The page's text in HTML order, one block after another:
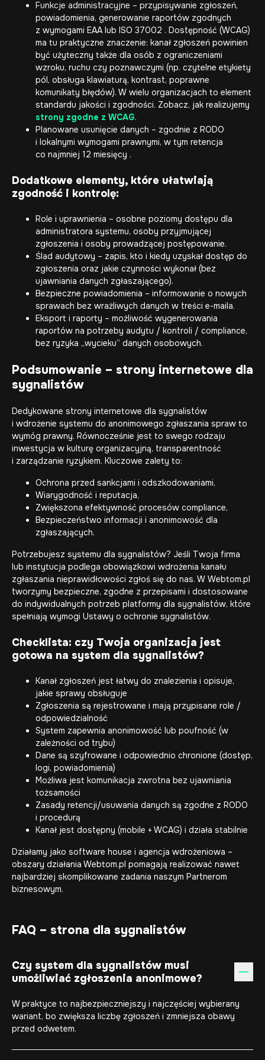
Funkcje administracyjne – przypisywanie zgłoszeń,
powiadomienia, generowanie raportów zgodnych
z wymogami EAA lub ISO 37002 . Dostępność (WCAG)
ma tu praktyczne znaczenie: kanał zgłoszeń powinien
być użyteczny także dla osób z ograniczeniami
wzroku, ruchu czy poznawczymi (np. czytelne etykiety
pól, obsługa klawiaturą, kontrast, poprawne
komunikaty błędów). W wielu organizacjach to element
standardu jakości i zgodności. Zobacz, jak realizujemy
strony zgodne z WCAG.
Planowane usunięcie danych – zgodnie z RODO
i lokalnymi wymogami prawnymi, w tym retencja
co najmniej 12 miesięcy .
Dodatkowe elementy, które ułatwiają
zgodność i kontrolę:
Role i uprawnienia – osobne poziomy dostępu dla
administratora systemu, osoby przyjmującej
zgłoszenia i osoby prowadzącej postępowanie.
Ślad audytowy – zapis, kto i kiedy uzyskał dostęp do
zgłoszenia oraz jakie czynności wykonał (bez
ujawniania danych zgłaszającego).
Bezpieczne powiadomienia – informowanie o nowych
sprawach bez wrażliwych danych w treści e-maila.
Eksport i raporty – możliwość wygenerowania
raportów na potrzeby audytu / kontroli / compliance,
bez ryzyka „wycieku” danych osobowych.
Podsumowanie – strony internetowe dla
sygnalistów
Dedykowane strony internetowe dla sygnalistów
i wdrożenie systemu do anonimowego zgłaszania spraw to
wymóg prawny. Równocześnie jest to swego rodzaju
inwestycja w kulturę organizacyjną, transparentność
i zarządzanie ryzykiem. Kluczowe zalety to:
Ochrona przed sankcjami i odszkodowaniami,
Wiarygodność i reputacja,
Zwiększona efektywność procesów compliance,
Bezpieczeństwo informacji i anonimowość dla
zgłaszających.
Potrzebujesz systemu dla sygnalistów? Jeśli Twoja firma
lub instytucja podlega obowiązkowi wdrożenia kanału
zgłaszania nieprawidłowości zgłoś się do nas. W Webtom.pl
tworzymy bezpieczne, zgodne z przepisami i dostosowane
do indywidualnych potrzeb platformy dla sygnalistów, które
spełniają wymogi Ustawy o ochronie sygnalistów.
Checklista: czy Twoja organizacja jest
gotowa na system dla sygnalistów?
Kanał zgłoszeń jest łatwy do znalezienia i opisuje,
jakie sprawy obsługuje
Zgłoszenia są rejestrowane i mają przypisane role /
odpowiedzialność
System zapewnia anonimowość lub poufność (w
zależności od trybu)
Dane są szyfrowane i odpowiednio chronione (dostęp,
logi, powiadomienia)
Możliwa jest komunikacja zwrotna bez ujawniania
tożsamości
Zasady retencji/usuwania danych są zgodne z RODO
i procedurą
Kanał jest dostępny (mobile + WCAG) i działa stabilnie
Działamy jako software house i agencja wdrożeniowa –
obszary działania Webtom.pl pomagają realizować nawet
najbardziej skomplikowane zadania naszym Partnerom
biznesowym.
FAQ – strona dla sygnalistów
Czy system dla sygnalistów musi
umożliwiać zgłoszenia anonimowe?
W praktyce to najbezpieczniejszy i najczęściej wybierany
wariant, bo zwiększa liczbę zgłoszeń i zmniejsza obawy
przed odwetem.